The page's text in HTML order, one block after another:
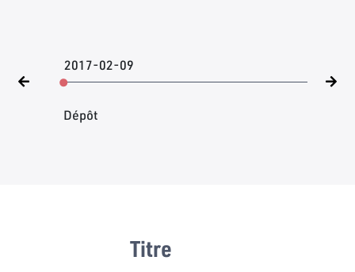
2017-02-09
Dépôt
Titre